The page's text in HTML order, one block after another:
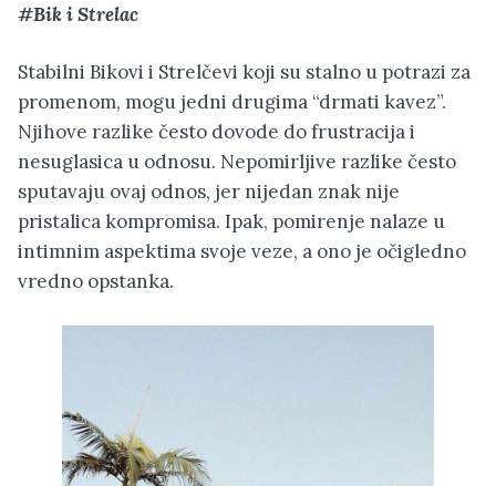
#Bik i Strelac
Stabilni Bikovi i Strelčevi koji su stalno u potrazi za
promenom, mogu jedni drugima “drmati kavez”.
Njihove razlike često dovode do frustracija i
nesuglasica u odnosu. Nepomirljive razlike često
sputavaju ovaj odnos, jer nijedan znak nije
pristalica kompromisa. Ipak, pomirenje nalaze u
intimnim aspektima svoje veze, a ono je očigledno
vredno opstanka.